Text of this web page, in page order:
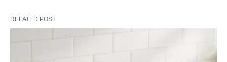
RELATED POST